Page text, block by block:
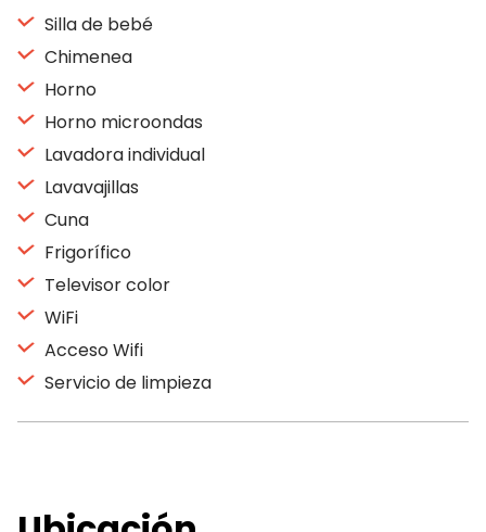
Silla de bebé
Chimenea
Horno
Horno microondas
Lavadora individual
Lavavajillas
Cuna
Frigorífico
Televisor color
WiFi
Acceso Wifi
Servicio de limpieza